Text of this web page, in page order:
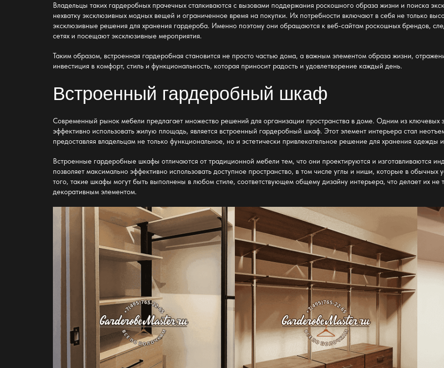
Владельцы таких гардеробных прачечных сталкиваются с вызовами поддержания роскошного образа жизни и поиска
нехватку эксклюзивных модных вещей и ограниченное время на покупки. Их потребности включают в себя не только
эксклюзивные решения для хранения гардероба. Именно поэтому они обращаются к веб-сайтам роскошных брендов,
сетях и посещают эксклюзивные мероприятия.
Таким образом, встроенная гардеробнаястановится не просто частью дома, а важным элементом образа жизни,
инвестиция в комфорт, стиль и функциональность, которая приносит радость и удовлетворение каждый день.
Встроенный гардеробный шкаф
Современный рынок мебели предлагает множество решений для организации пространства в доме. Одним из ключевых
эффективно использовать жилую площадь, является встроенный гардеробный шкаф. Этот элемент интерьера стал
предоставляя владельцам не только функциональное, но и эстетически привлекательное решение для хранения одежды
Встроенные гардеробные шкафы отличаются от традиционной мебели тем, что они проектируются и изготавливаются
позволяет максимально эффективно использовать доступное пространство, в том числе углы и ниши, которые в
того, такие шкафы могут быть выполнены в любом стиле, соответствующем общему дизайну интерьера, что делает их
декоративным элементом.